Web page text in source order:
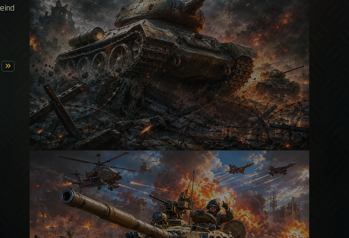
keyboard_double_arrow_right